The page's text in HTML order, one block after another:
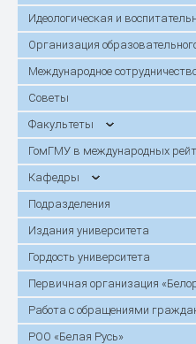
Идеологическая и
Организация
Международное
Советы
Факультеты
ГомГМУ в международных
Кафедры
Подразделения
Издания университета
Гордость университета
Первичная организация
Работа с обращениями
РОО «Белая Русь»